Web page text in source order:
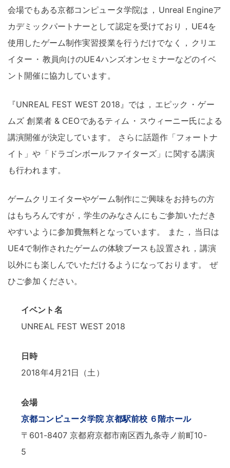
会場でもある京都コンピュータ学院は ， Unreal Engineア
カデミックパートナーとして認定を受けており ， UE4を
使用したゲーム制作実習授業を行うだけでなく
， クリエ
イター ・ 教員向けのUE4ハンズオンセミナーなどのイベ
ント開催に協力しています。
『UNREAL FEST WEST 2018』では ， エピック ・ ゲー
ムズ 創業者 & CEOであるティム ・ スウィーニー氏による
講演開催が決定しています。
さらに話題作「フォートナ
イト」や「ドラゴンボールファイターズ」に関する講演
も行われます。
ゲームクリエイターやゲーム制作にご興味をお持ちの方
はもちろんですが ， 学生のみなさんにもご参加いただき
やすいように参加費無料となっています。 また ， 当日は
UE4で制作されたゲームの体験ブースも設置され ， 講演
以外にも楽しんでいただけるようになっております。
ぜ
ひご参加ください。
イベント名
UNREAL FEST WEST 2018
日時
2018年4月21日（土）
会場
京都コンピュータ学院 京都駅前校 ６階ホール
〒601-8407 京都府京都市南区西九条寺ノ前町10-
5